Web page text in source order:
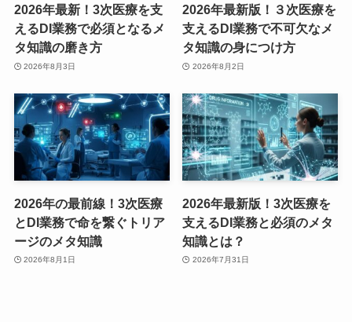
2026年最新！3次医療を支
えるDI業務で必須となるメ
タ知識の磨き方
2026年8月3日
2026年最新版！３次医療を
支えるDI業務で不可欠なメ
タ知識の身につけ方
2026年8月2日
2026年の最前線！3次医療
とDI業務で命を繋ぐトリア
ージのメタ知識
2026年8月1日
2026年最新版！3次医療を
支えるDI業務と必須のメタ
知識とは？
2026年7月31日